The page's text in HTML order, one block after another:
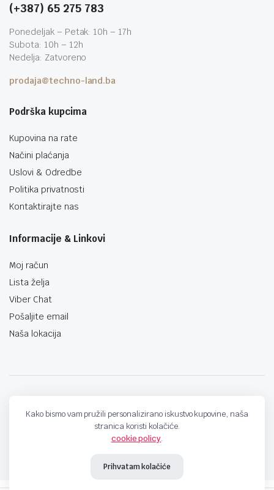
(+387) 65 275 783
Ponedeljak – Petak: 10h – 17h
Subota: 10h – 12h
Nedelja: Zatvoreno
prodaja@techno-land.ba
Podrška kupcima
Kupovina na rate
Načini plaćanja
Uslovi & Odredbe
Politika privatnosti
Kontaktirajte nas
Informacije & Linkovi
Moj račun
Lista želja
Viber Chat
Pošaljite email
Naša lokacija
Kako bismo vam pružili personalizirano iskustvo kupovine, naša
stranica koristi kolačiće.
cookie policy.
Prihvatam kolačiće